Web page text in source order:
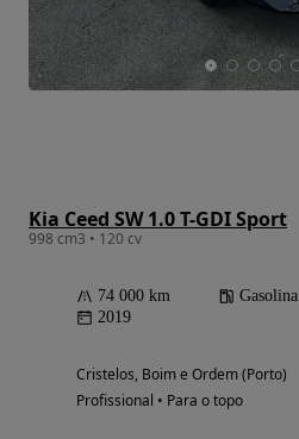
Kia Ceed SW 1.0 T-GDI Sport
998 cm3 • 120 cv
74 000 km Gasolina
2019
Cristelos, Boim e Ordem (Porto)
Profissional • Para o topo